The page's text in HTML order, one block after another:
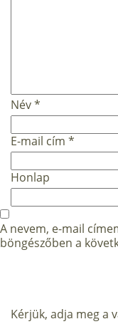
Név*
E-mail cím *
Honlap
A nevem, e-mail
böngészőben a
Kérjük, adja meg a